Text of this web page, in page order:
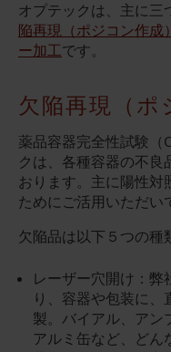
オプテックは、主に三
陥再現（ポジコン作成）
ー加工です。
欠陥再現（ポ
薬品容器完全性試験（
クは、各種容器の不良
おります。主に陽性対
ためにご活用いただい
欠陥品は以下５つの種
レーザー穴開け：弊
り、容器や包装に
製。バイアル、アン
アルミ缶など、どん